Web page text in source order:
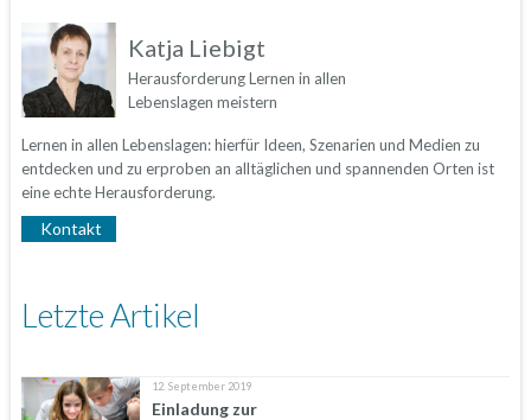
Katja Liebigt
Herausforderung Lernen in allen
Lebenslagen meistern
Lernen in allen Lebenslagen: hierfür Ideen, Szenarien und Medien zu
entdecken und zu erproben an alltäglichen und spannenden Orten ist
eine echte Herausforderung.
Kontakt
Letzte Artikel
12. September 2019
Einladung zur